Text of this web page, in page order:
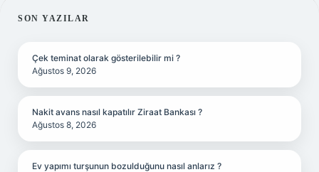
SIDEBAR
SON YAZILAR
Çek teminat olarak gösterilebilir mi ?
Ağustos 9, 2026
Nakit avans nasıl kapatılır Ziraat Bankası ?
Ağustos 8, 2026
Ev yapımı turşunun bozulduğunu nasıl anlarız ?